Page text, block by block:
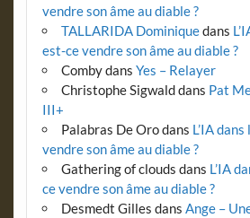
vendre son âme au diable ?
TALLARIDA Dominiquedans
est-ce vendre son âme au diable ?
Combydans Yes – Relayer
Christophe Sigwalddans Pat
III+
Palabras De Orodans L’IA
vendre son âme au diable ?
Gathering of clouds dans L’IA
ce vendre son âme au diable ?
Desmedt Gilles dans Ange –